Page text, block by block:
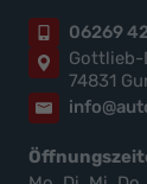
06269
Gottlieb-
74831